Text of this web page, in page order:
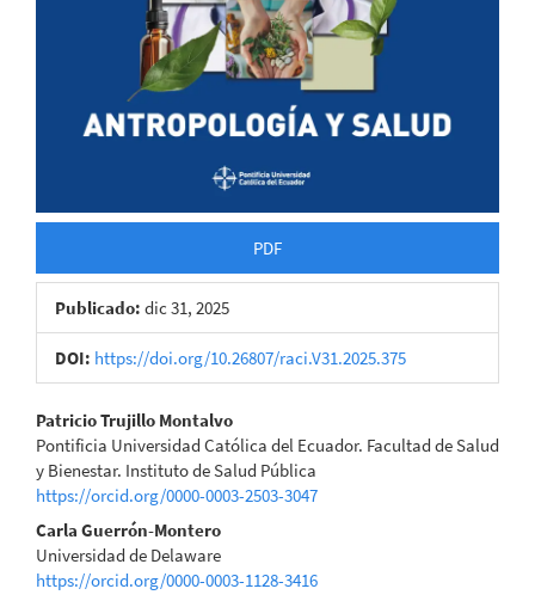
PDF
Publicado: dic 31, 2025
DOI: https://doi.org/10.26807/raci.V31.2025.375
Contenido
principal
del
artículo
Patricio Trujillo Montalvo
Pontificia Universidad Católica del Ecuador. Facultad de Salud
y Bienestar. Instituto de Salud Pública
https://orcid.org/0000-0003-2503-3047
Carla Guerrón-Montero
Universidad de Delaware
https://orcid.org/0000-0003-1128-3416